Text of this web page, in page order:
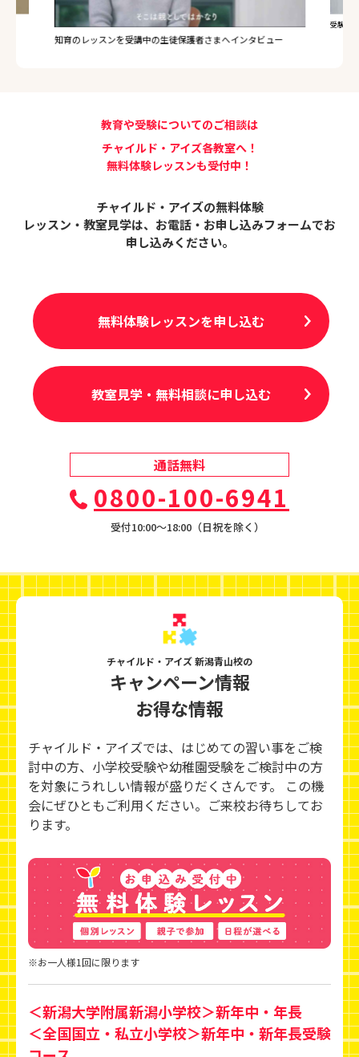
知育のレッスンを受講中の生徒保護者さまへインタビュー
受験の
教育や受験についてのご相談は
チャイルド・アイズ各教室へ！
無料体験レッスンも受付中！
チャイルド・アイズの無料体験
レッスン・教室見学は、 お電話・お申し込みフォームでお
申し込みください。
無料体験レッスンを申し込む
教室見学・無料相談に申し込む
通話無料
0800-100-6941
受付10:00〜18:00（日祝を除く）
チャイルド・アイズ 新潟青山校の
キャンペーン情報
お得な情報
チャイルド・アイズでは、はじめての習い事をご検
討中の方、小学校受験や幼稚園受験をご検討中の方
を対象にうれしい情報が盛りだくさんです。 この機
会にぜひともご利用ください。ご来校お待ちしてお
ります。
※お一人様1回に限ります
＜新潟大学附属新潟小学校＞新年中・年長
＜全国国立・私立小学校＞新年中・新年長受験